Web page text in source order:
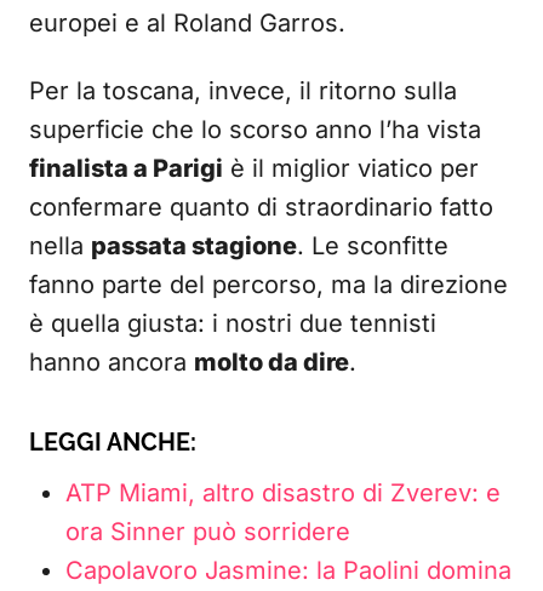
europei e al Roland Garros.
Per la toscana, invece, il ritorno sulla
superficie che lo scorso anno l’ha vista
finalista a Parigi è il miglior viatico per
confermare quanto di straordinario fatto
nella passata stagione. Le sconfitte
fanno parte del percorso, ma la direzione
è quella giusta: i nostri due tennisti
hanno ancora molto da dire.
LEGGI ANCHE:
ATP Miami, altro disastro di Zverev: e
ora Sinner può sorridere
Capolavoro Jasmine: la Paolini domina